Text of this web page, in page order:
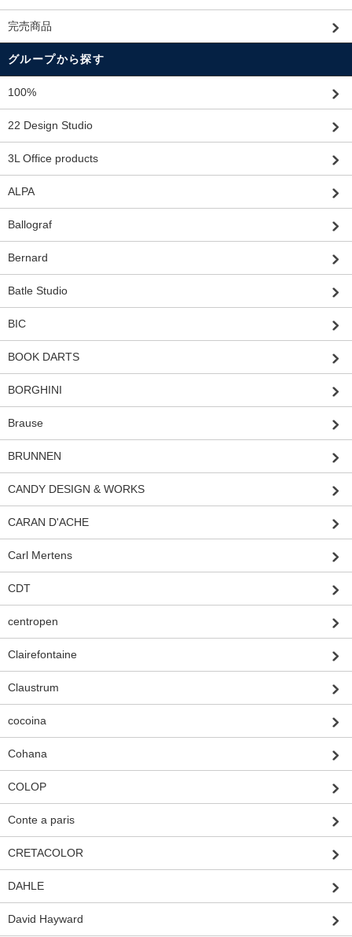
完売商品
グループから探す
100%
22 Design Studio
3L Office products
ALPA
Ballograf
Bernard
Batle Studio
BIC
BOOK DARTS
BORGHINI
Brause
BRUNNEN
CANDY DESIGN & WORKS
CARAN D'ACHE
Carl Mertens
CDT
centropen
Clairefontaine
Claustrum
cocoina
Cohana
COLOP
Conte a paris
CRETACOLOR
DAHLE
David Hayward